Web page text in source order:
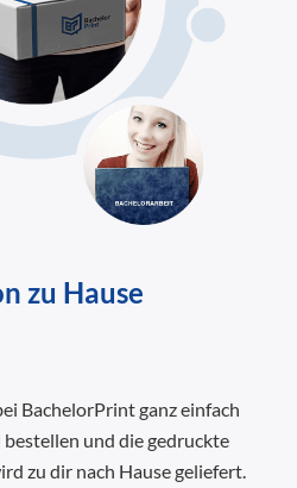
zu Hause
BachelorPrint ganz einfach
und die gedruckte
zu dir nach Hause geliefert.